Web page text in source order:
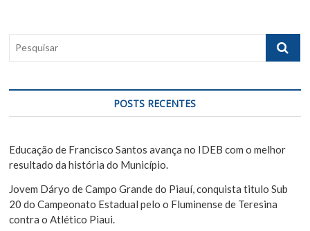
ã
o
P
o
s
t
t
:
:
q
i
a
POSTS RECENTES
Educação de Francisco Santos avança no IDEB com o melhor
resultado da história do Município.
Jovem Dáryo de Campo Grande do Piauí, conquista titulo Sub
20 do Campeonato Estadual pelo o Fluminense de Teresina
contra o Atlético Piaui.